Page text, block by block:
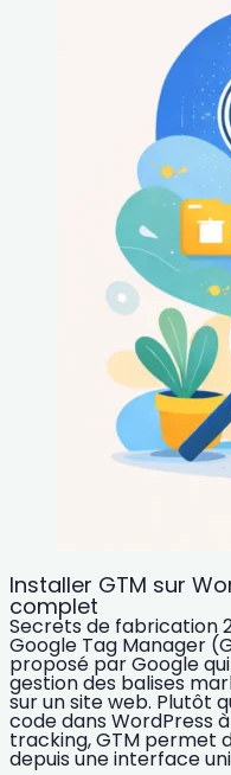
Installer GTM sur
complet
Secrets de fabrication
Google Tag Manager
proposé par Google
gestion des balises
sur un site web. Plutôt
code dans WordPress
tracking, GTM permet
depuis une interface